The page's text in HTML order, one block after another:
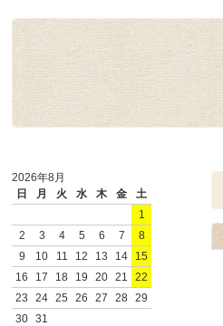
2026年8月
日
月 火 水 木 金
土
1
2
3 4 5 6 7
8
9
10 11 12 13 14
15
16
17 18 19 20 21
22
23
24 25 26 27 28 29
30 31